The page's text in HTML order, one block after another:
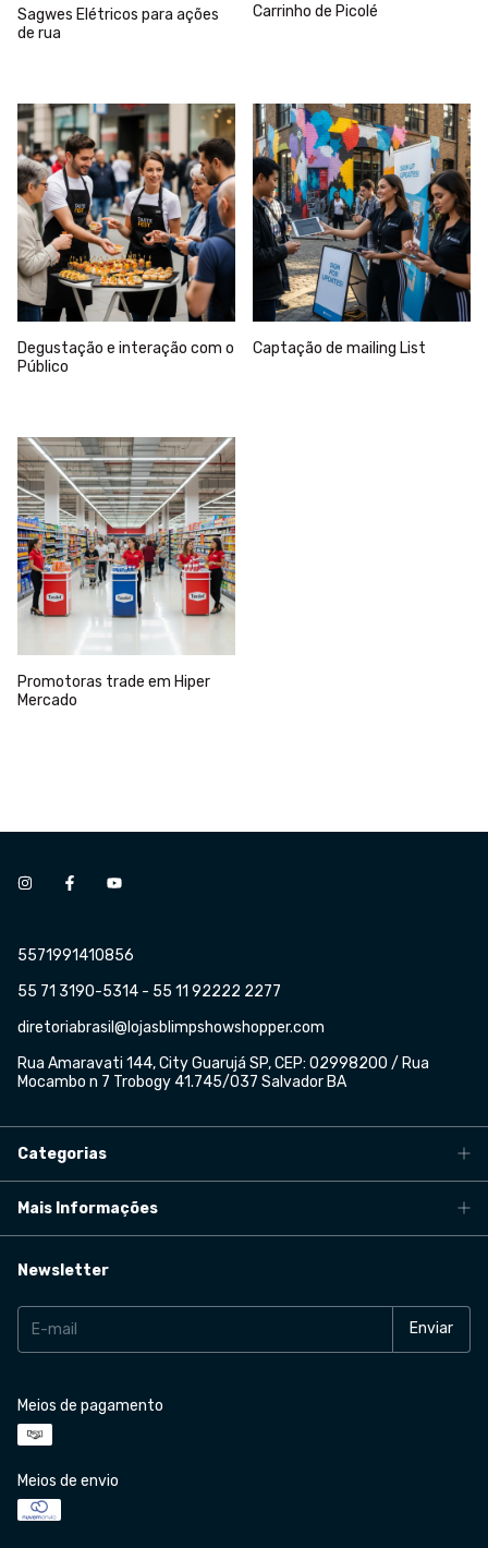
Sagwes Elétricos para ações
de rua
Carrinho de Picolé
Degustação e interação com o
Público
Captação de mailing List
Promotoras trade em Hiper
Mercado
5571991410856
55 71 3190-5314 - 55 11 92222 2277
diretoriabrasil@lojasblimpshowshopper.com
Rua Amaravati 144, City Guarujá SP, CEP: 02998200 / Rua
Mocambo n 7 Trobogy 41.745/037 Salvador BA
Categorias
Mais Informações
Newsletter
Meios de pagamento
Meios de envio